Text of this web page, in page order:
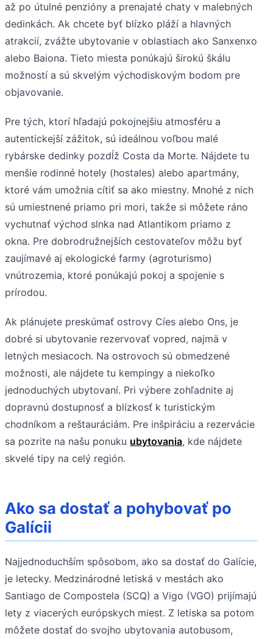
až po útulné penzióny a prenajaté chaty v malebných
dedinkách. Ak chcete byť blízko pláží a hlavných
atrakcií, zvážte ubytovanie v oblastiach ako Sanxenxo
alebo Baiona. Tieto miesta ponúkajú širokú škálu
možností a sú skvelým východiskovým bodom pre
objavovanie.
Pre tých, ktorí hľadajú pokojnejšiu atmosféru a
autentickejší zážitok, sú ideálnou voľbou malé
rybárske dedinky pozdĺž Costa da Morte. Nájdete tu
menšie rodinné hotely (hostales) alebo apartmány,
ktoré vám umožnia cítiť sa ako miestny. Mnohé z nich
sú umiestnené priamo pri mori, takže si môžete ráno
vychutnať východ slnka nad Atlantikom priamo z
okna. Pre dobrodružnejších cestovateľov môžu byť
zaujímavé aj ekologické farmy (agroturismo)
vnútrozemia, ktoré ponúkajú pokoj a spojenie s
prírodou.
Ak plánujete preskúmať ostrovy Cíes alebo Ons, je
dobré si ubytovanie rezervovať vopred, najmä v
letných mesiacoch. Na ostrovoch sú obmedzené
možnosti, ale nájdete tu kempingy a niekoľko
jednoduchých ubytovaní. Pri výbere zohľadnite aj
dopravnú dostupnosť a blízkosť k turistickým
chodníkom a reštauráciám. Pre inšpiráciu a rezervácie
sa pozrite na našu ponuku ubytovania, kde nájdete
skvelé tipy na celý región.
Ako sa dostať a pohybovať po
Galícii
Najjednoduchším spôsobom, ako sa dostať do Galície,
je letecky. Medzinárodné letiská v mestách ako
Santiago de Compostela (SCQ) a Vigo (VGO) prijímajú
lety z viacerých európskych miest. Z letiska sa potom
môžete dostať do svojho ubytovania autobusom,